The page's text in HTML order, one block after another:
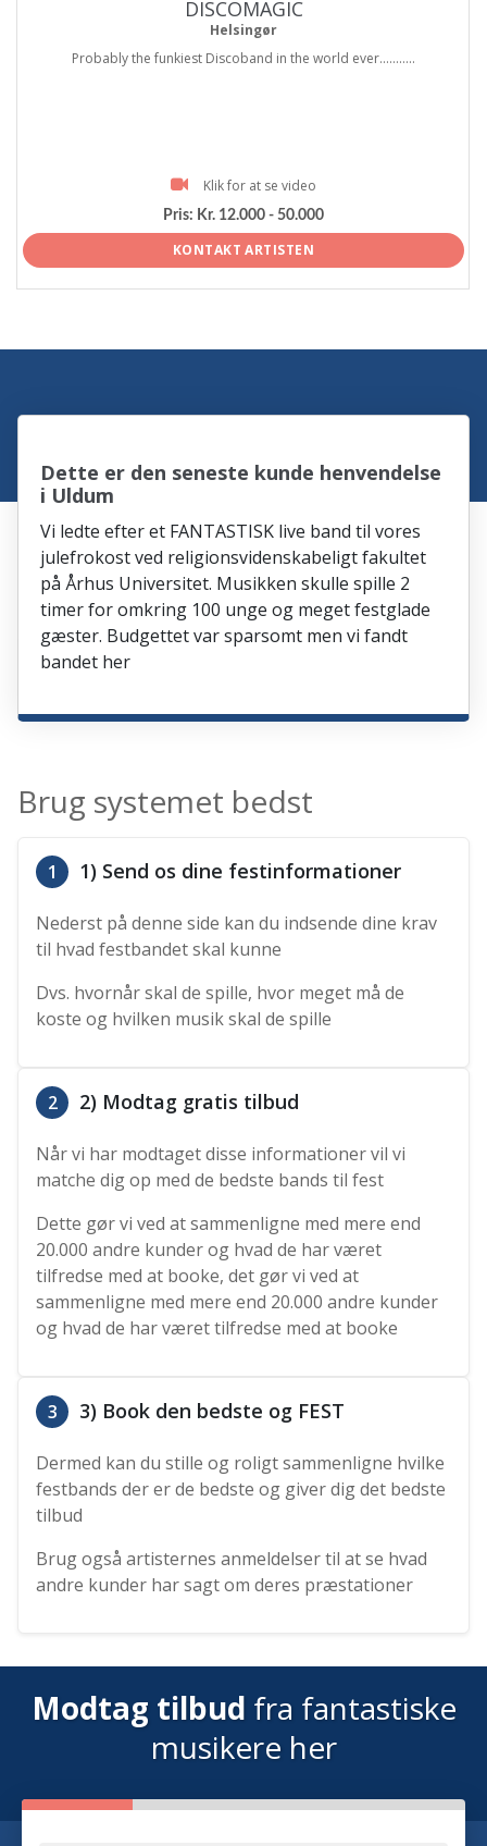
DISCOMAGIC
Helsingør
Probably the funkiest Discoband in the world ever...........
Klik for at se video
Pris: Kr. 12.000 - 50.000
KONTAKT ARTISTEN
Dette er den seneste kunde henvendelse
i Uldum
Vi ledte efter et FANTASTISK live band til vores
julefrokost ved religionsvidenskabeligt fakultet
på Århus Universitet. Musikken skulle spille 2
timer for omkring 100 unge og meget festglade
gæster. Budgettet var sparsomt men vi fandt
bandet her
Brug systemet bedst
1 1) Send os dine festinformationer
Nederst på denne side kan du indsende dine krav
til hvad festbandet skal kunne
Dvs. hvornår skal de spille, hvor meget må de
koste og hvilken musik skal de spille
2 2) Modtag gratis tilbud
Når vi har modtaget disse informationer vil vi
matche dig op med de bedste bands til fest
Dette gør vi ved at sammenligne med mere end
20.000 andre kunder og hvad de har været
tilfredse med at booke, det gør vi ved at
sammenligne med mere end 20.000 andre kunder
og hvad de har været tilfredse med at booke
3 3) Book den bedste og FEST
Dermed kan du stille og roligt sammenligne hvilke
festbands der er de bedste og giver dig det bedste
tilbud
Brug også artisternes anmeldelser til at se hvad
andre kunder har sagt om deres præstationer
Modtag tilbud fra fantastiske
musikere her